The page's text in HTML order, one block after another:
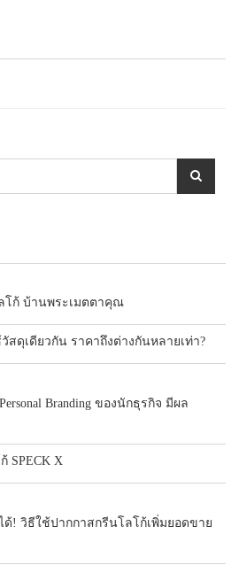
โก้ บ้านพระเมตตาคุณ
สดุเดียวกัน ราคาถึงต่างกันหลายเท่า?
Branding ของนักธุรกิจ มีผล
SPECK X
! วิธีใช้ปากกาสกรีนโลโก้เพิ่มยอดขาย